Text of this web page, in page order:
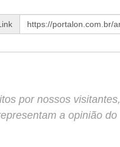
por nossos visitantes,
a opinião do